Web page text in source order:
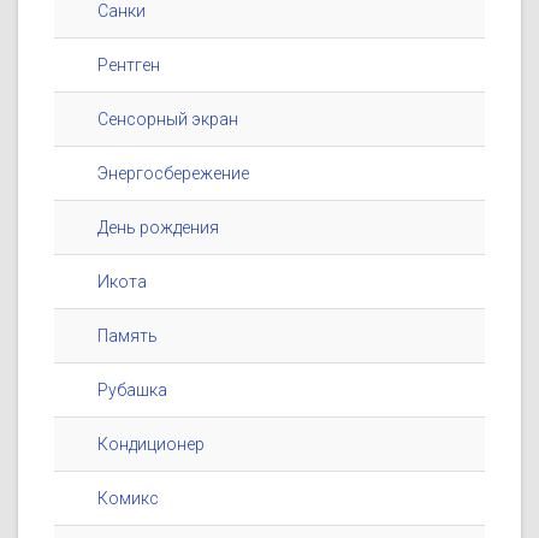
Санки
Рентген
Сенсорный экран
Энергосбережение
День рождения
Икота
Память
Рубашка
Кондиционер
Комикс